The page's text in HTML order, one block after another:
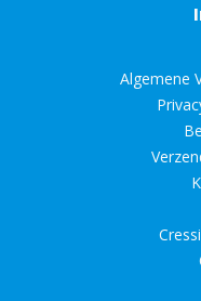
Algemene